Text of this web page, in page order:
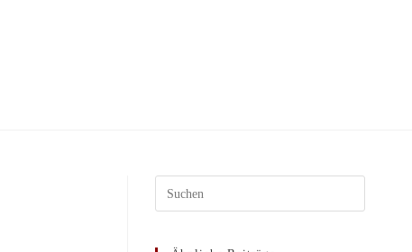
Escape